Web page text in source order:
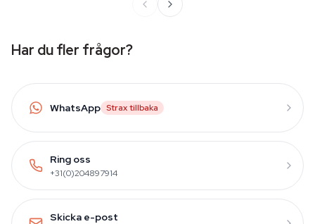
Har du fler frågor?
WhatsApp Strax tillbaka
Ring oss
+31(0)204897914
Skicka e-post